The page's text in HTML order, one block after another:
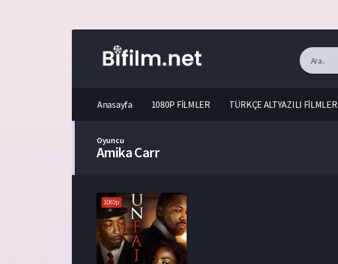
Anasayfa 1080P FİLMLER TÜRKÇE ALTYAZILI FİLMLER
Oyuncu
Amika Carr
1080p